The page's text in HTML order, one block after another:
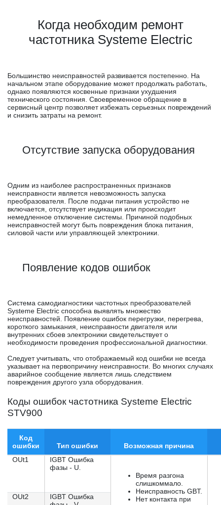
Когда необходим ремонт
частотника Systeme Electric
Большинство неисправностей развивается постепенно. На
начальном этапе оборудование может продолжать работать,
однако появляются косвенные признаки ухудшения
технического состояния. Своевременное обращение в
сервисный центр позволяет избежать серьезных повреждений
и снизить затраты на ремонт.
Отсутствие запуска оборудования
Одним из наиболее распространенных признаков
неисправности является невозможность запуска
преобразователя. После подачи питания устройство не
включается, отсутствует индикация или происходит
немедленное отключение системы. Причиной подобных
неисправностей могут быть повреждения блока питания,
силовой части или управляющей электроники.
Появление кодов ошибок
Система самодиагностики частотных преобразователей
Systeme Electric способна выявлять множество
неисправностей. Появление ошибок перегрузки, перегрева,
короткого замыкания, неисправности двигателя или
внутренних сбоев электроники свидетельствует о
необходимости проведения профессиональной диагностики.
Следует учитывать, что отображаемый код ошибки не всегда
указывает на первопричину неисправности. Во многих случаях
аварийное сообщение является лишь следствием
повреждения другого узла оборудования.
Коды ошибок частотника Systeme Electric
STV900
Код
ошибки
Тип ошибки
Возможная причина
OUt1
IGBT Ошибка
фазы - U.
Время разгона
слишкоммало.
Неисправность GBT.
Нет контакта при
OUt2
IGBT Ошибка